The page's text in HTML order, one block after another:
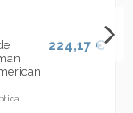
224,17 €